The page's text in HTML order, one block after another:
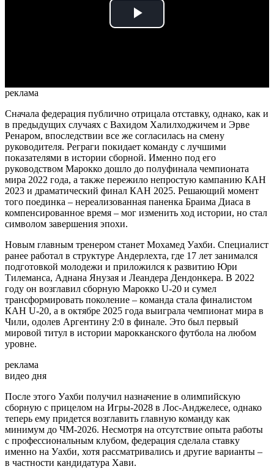
Play
реклама
Сначала федерация публично отрицала отставку, однако, как и
в предыдущих случаях с Вахидом Халилходжичем и Эрве
Ренаром, впоследствии все же согласилась на смену
руководителя. Реграги покидает команду с лучшими
показателями в истории сборной. Именно под его
руководством Марокко дошло до полуфинала чемпионата
мира 2022 года, а также пережило непростую кампанию КАН
2023 и драматический финал КАН 2025. Решающий момент
того поединка – нереализованная паненка Браима Диаса в
компенсированное время – мог изменить ход истории, но стал
символом завершения эпохи.
Новым главным тренером станет Мохамед Уахби. Специалист
ранее работал в структуре Андерлехта, где 17 лет занимался
подготовкой молодежи и приложился к развитию Юри
Тилеманса, Аднана Янузая и Леандера Дендонкера. В 2022
году он возглавил сборную Марокко U-20 и сумел
трансформировать поколение – команда стала финалистом
КАН U-20, а в октябре 2025 года выиграла чемпионат мира в
Чили, одолев Аргентину 2:0 в финале. Это был первый
мировой титул в истории марокканского футбола на любом
уровне.
реклама
видео дня
После этого Уахби получил назначение в олимпийскую
сборную с прицелом на Игры-2028 в Лос-Анджелесе, однако
теперь ему придется возглавить главную команду как
минимум до ЧМ-2026. Несмотря на отсутствие опыта работы
с профессиональным клубом, федерация сделала ставку
именно на Уахби, хотя рассматривались и другие варианты –
в частности кандидатура Хави.